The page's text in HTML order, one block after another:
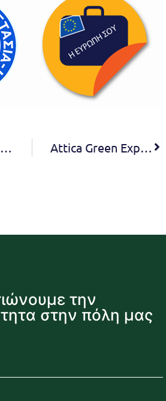
Αποτελέσματα Ανακοίνωσης 10850/3383/21.06.2025 (ΑΔΑ:97ΒΟΩΞ3-ΠΜΜ) για την πρόσληψη προσωπικού με συμβάσεις ιδιωτικού δικαίου ορισμένου χρόνου ειδικότητα : δύο (2) ατόμων ΔΕ ΟΔΗΓΩΝ με άδεια οδήγησης Β’ κατηγορίας για την κάλυψη αναγκών Πυρασφάλειας – Πυροπροστασίας του Δήμου Πεντέλης Attica Green Expo 2025: Η Δήμαρχος Νατάσσα Κοσμοπούλου για την πράσινη αναγέννηση του Δήμου
την
στην πόλη μας